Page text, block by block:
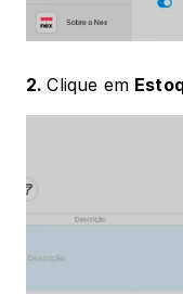
2. Clique em